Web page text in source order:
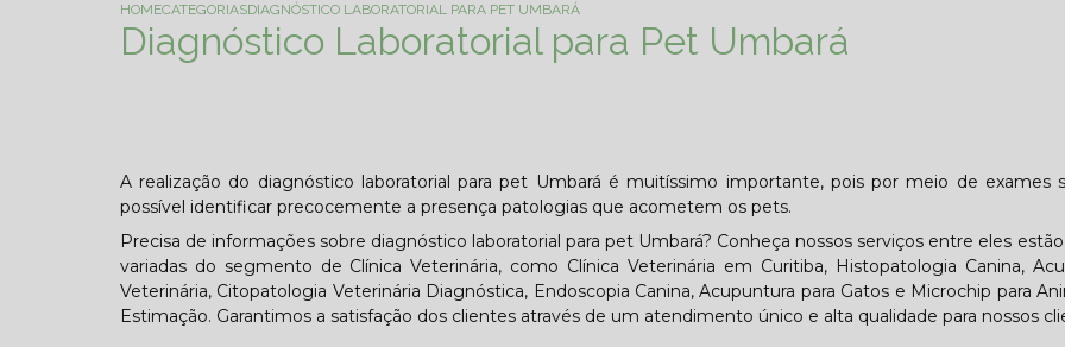
HOMECATEGORIASDIAGNÓSTICO LABORATORIAL PARA PET UMBARÁ
Diagnóstico Laboratorial para Pet Umbará
A realização do diagnóstico laboratorial para pet Umbará é muitíssimo importante, pois por meio de exames
possível identificar precocemente a presença patologias que acometem os pets.
Precisa de informações sobre diagnóstico laboratorial para pet Umbará? Conheça nossos serviços entre eles
variadas do segmento de Clínica Veterinária, como Clínica Veterinária em Curitiba, Histopatologia Canina,
Veterinária, Citopatologia Veterinária Diagnóstica, Endoscopia Canina, Acupuntura para Gatos e Microchip para
Estimação. Garantimos a satisfação dos clientes através de um atendimento único e alta qualidade para nossos